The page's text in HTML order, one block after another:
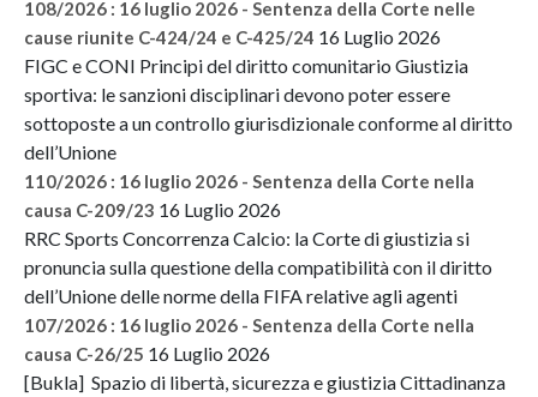
108/2026 : 16 luglio 2026 - Sentenza della Corte nelle
cause riunite C-424/24 e C-425/24 16 Luglio 2026
FIGC e CONI Principi del diritto comunitario Giustizia
sportiva: le sanzioni disciplinari devono poter essere
sottoposte a un controllo giurisdizionale conforme al diritto
dell’Unione
110/2026 : 16 luglio 2026 - Sentenza della Corte nella
causa C-209/23 16 Luglio 2026
RRC Sports Concorrenza Calcio: la Corte di giustizia si
pronuncia sulla questione della compatibilità con il diritto
dell’Unione delle norme della FIFA relative agli agenti
107/2026 : 16 luglio 2026 - Sentenza della Corte nella
causa C-26/25 16 Luglio 2026
[Bukla] Spazio di libertà, sicurezza e giustizia Cittadinanza